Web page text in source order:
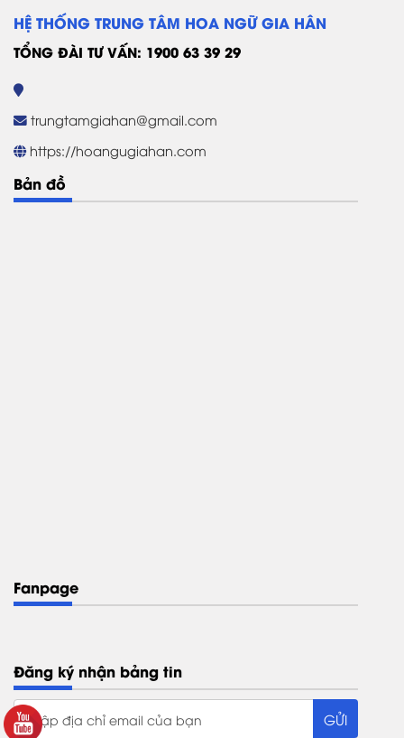
HỆ THỐNG TRUNG TÂM HOA NGỮ GIA HÂN
TỔNG ĐÀI TƯ VẤN: 1900 63 39 29
trungtamgiahan@gmail.com
https://hoangugiahan.com
Bản đồ
Fanpage
Đăng ký nhận bảng tin